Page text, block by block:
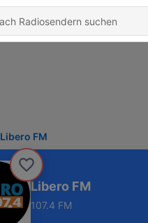
Libero FM
Libero FM
107.4 FM